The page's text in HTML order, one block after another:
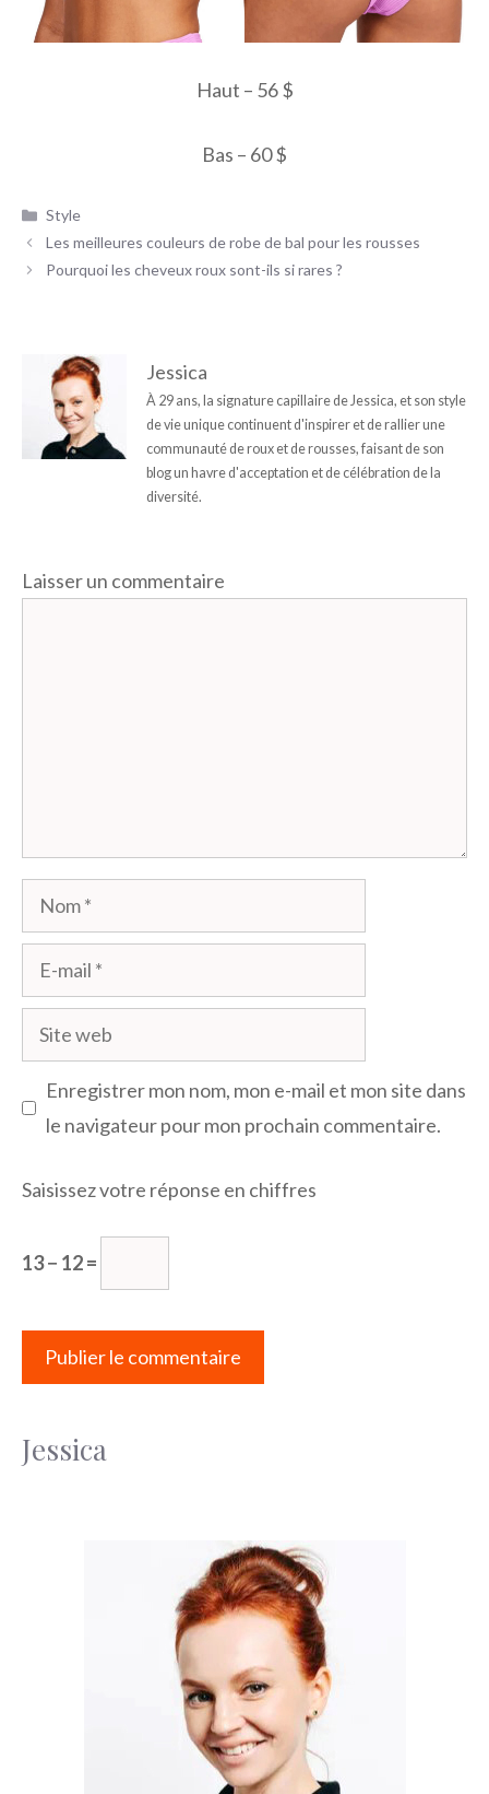
Haut – 56 $
Bas – 60 $
Catégories
Style
Les meilleures couleurs de robe de bal pour les rousses
Pourquoi les cheveux roux sont-ils si rares ?
Jessica
À 29 ans, la signature capillaire de Jessica, et son style
de vie unique continuent d'inspirer et de rallier une
communauté de roux et de rousses, faisant de son
blog un havre d'acceptation et de célébration de la
diversité.
Laisser un commentaire
Nom
mail
Site
web
Enregistrer mon nom, mon e-mail et mon site dans
le navigateur pour mon prochain commentaire.
Saisissez votre réponse en chiffres
13 − 12 =
Jessica